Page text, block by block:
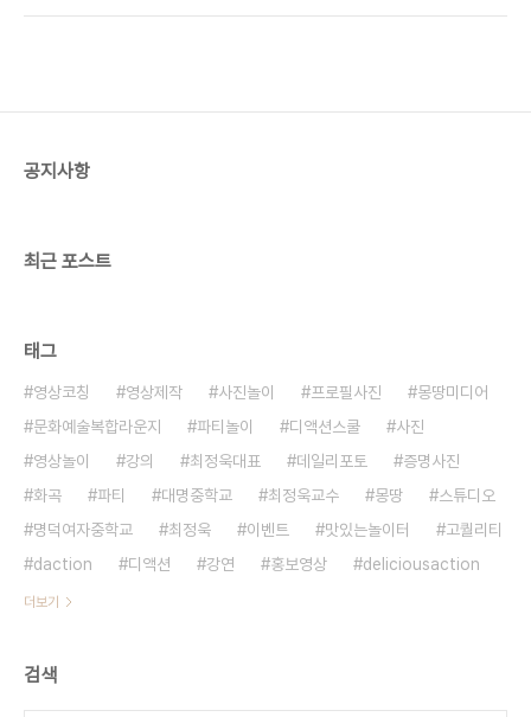
공지사항
최근 포스트
태그
영상코칭 영상제작 사진놀이 프로필사진
몽땅미디어
문화예술복합라운지
파티놀이 디액션스쿨
사진
영상놀이
강의 최정욱대표 데일리포토
증명사진
화곡
파티 대명중학교 최정욱교수 몽땅
스튜디오
명덕여자중학교
최정욱 이벤트 맛있는놀이터
고퀄리티
daction
디액션 강연 홍보영상 deliciousaction
더보기
검색